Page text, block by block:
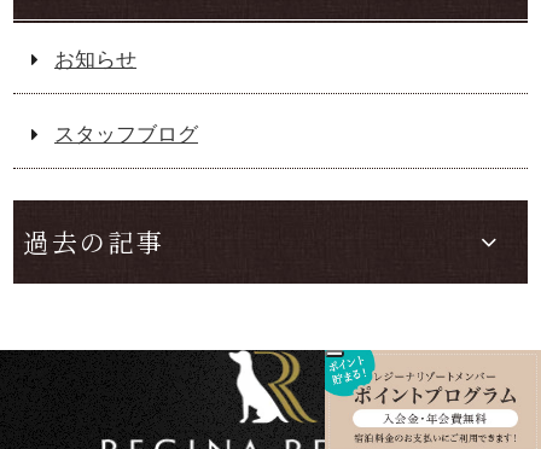
お知らせ
スタッフブログ
過去の記事